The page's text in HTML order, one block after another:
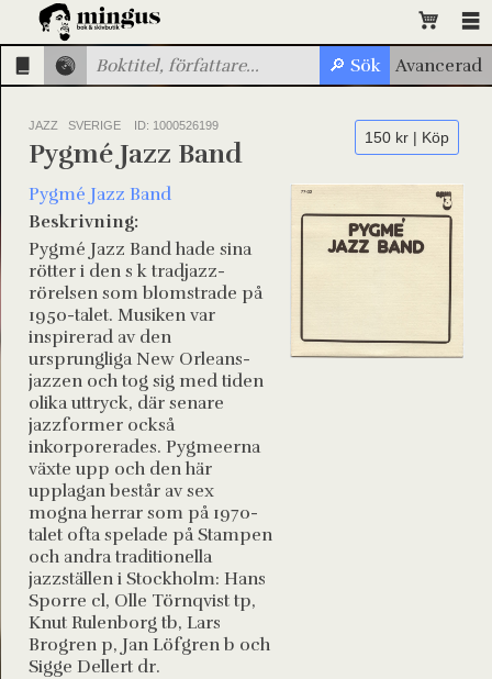
JAZZ SVERIGE ID: 1000526199
150 kr | Köp
Pygmé Jazz Band
Pygmé Jazz Band
Beskrivning:
Pygmé Jazz Band hade sina
rötter i den s k tradjazz-
rörelsen som blomstrade på
1950-talet. Musiken var
inspirerad av den
ursprungliga New Orleans-
jazzen och tog sig med tiden
olika uttryck, där senare
jazzformer också
inkorporerades. Pygmeerna
växte upp och den här
upplagan består av sex
mogna herrar som på 1970-
talet ofta spelade på Stampen
och andra traditionella
jazzställen i Stockholm: Hans
Sporre cl, Olle Törnqvist tp,
Knut Rulenborg tb, Lars
Brogren p, Jan Löfgren b och
Sigge Dellert dr.